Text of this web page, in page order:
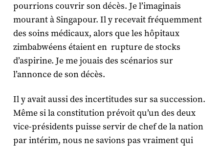
pourrions couvrir son décès. Je l’imaginais
mourant à Singapour. Il y recevait fréquemment
des soins médicaux, alors que les hôpitaux
zimbabwéens étaient en rupture de stocks
d’aspirine. Je me jouais des scénarios sur
l’annonce de son décès.
Il y avait aussi des incertitudes sur sa succession.
Même si la constitution prévoit qu’un des deux
vice-présidents puisse servir de chef de la nation
par intérim, nous ne savions pas vraiment qui